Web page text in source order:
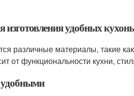
удобных кухонь
различные материалы, такие
от функциональности кухни,